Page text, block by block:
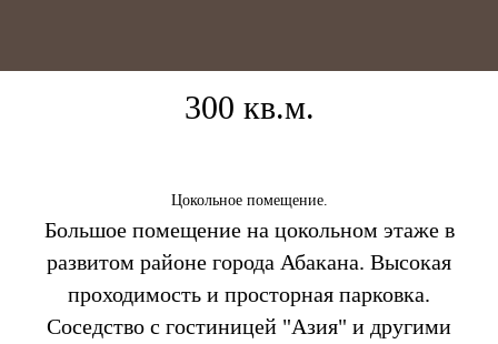
300 кв.м.
Цокольное помещение.
Большое помещение на цокольном этаже в
развитом районе города Абакана. Высокая
проходимость и просторная парковка.
Соседство с гостиницей "Азия" и другими